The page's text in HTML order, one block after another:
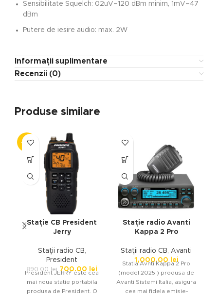
Sensibilitate Squelch: 02uV–120 dBm minim, 1mV–47
dBm
Putere de iesire audio: max. 2W
Informații suplimentare
Recenzii (0)
Produse similare
-21%
Stație CB President
Jerry
Stații radio CB,
President
890.00lei 700.00 lei
President JERRY este cea
mai noua statie portabila
produsa de President. O
Stație radio Avanti
Kappa 2 Pro
Stații radio CB, Avanti
1,000.00
lei
Statia Avnti Kappa 2 Pro
(model 2025 ) produsa de
Avanti Sistemi Italia, asigura
cea mai fidela emisie-